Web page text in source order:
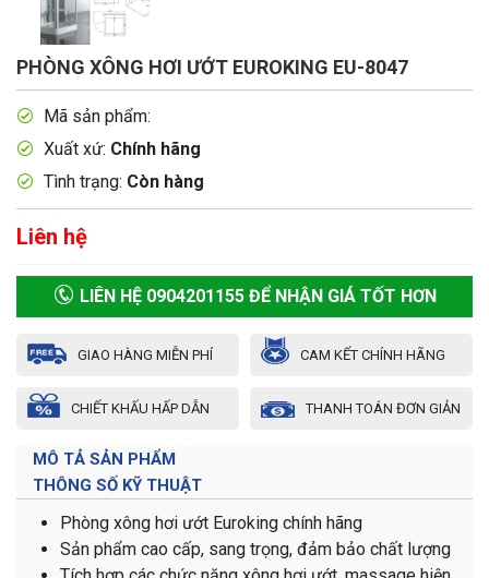
PHÒNG XÔNG HƠI ƯỚT EUROKING EU-8047
Mã sản phẩm:
Xuất xứ: Chính hãng
Tình trạng: Còn hàng
Liên hệ
LIÊN HỆ 0904201155 ĐỂ NHẬN GIÁ TỐT HƠN
GIAO HÀNG MIỄN PHÍ CAM KẾT CHÍNH HÃNG
CHIẾT KHẤU HẤP DẪN THANH TOÁN ĐƠN GIẢN
MÔ TẢ SẢN PHẨM
THÔNG SỐ KỸ THUẬT
Phòng xông hơi ướt Euroking chính hãng
Sản phẩm cao cấp, sang trọng, đảm bảo chất lượng